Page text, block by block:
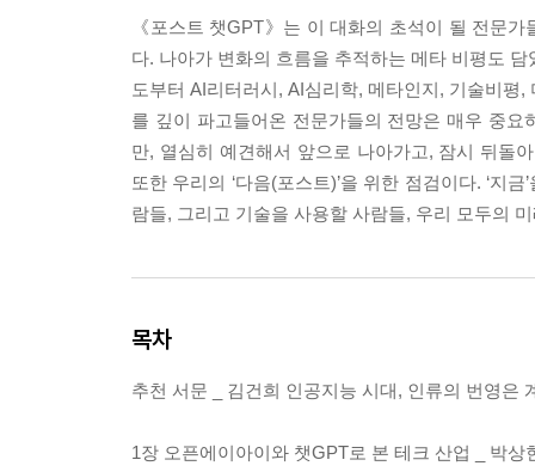
《포스트 챗GPT》는 이 대화의 초석이 될 전문
다. 나아가 변화의 흐름을 추적하는 메타 비평도
도부터 AI리터러시, AI심리학, 메타인지, 기술비평
를 깊이 파고들어온 전문가들의 전망은 매우 중
만, 열심히 예견해서 앞으로 나아가고, 잠시 뒤돌
또한 우리의 ‘다음(포스트)’을 위한 점검이다. ‘지
람들, 그리고 기술을 사용할 사람들, 우리 모두의
목차
추천 서문 _ 김건희 인공지능 시대, 인류의 번영은
1장 오픈에이아이와 챗GPT로 본 테크 산업 _ 박상